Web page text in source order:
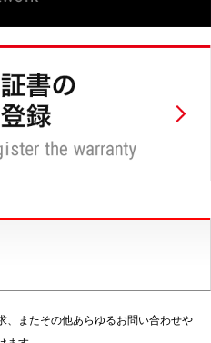
、またその他あらゆるお問い合わせや